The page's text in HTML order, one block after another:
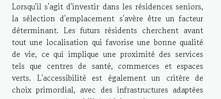
Lorsqu'il s'agit d'investir dans les résidences seniors,
la sélection d'emplacement s'avère être un facteur
déterminant. Les futurs résidents cherchent avant
tout une localisation qui favorise une bonne qualité
de vie, ce qui implique une proximité des services
tels que centres de santé, commerces et espaces
verts. L'accessibilité est également un critère de
choix primordial, avec des infrastructures adaptées